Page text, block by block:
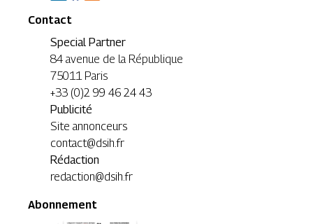
Contact
Special Partner
84 avenue de la République
75011 Paris
+33 (0)2 99 46 24 43
Publicité
Site annonceurs
contact@dsih.fr
Rédaction
redaction@dsih.fr
Abonnement